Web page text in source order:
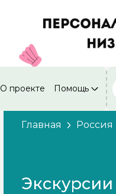
О проекте Помощь
Главная Россия